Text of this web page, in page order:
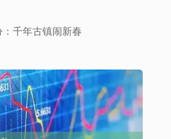
千年古镇闹新春